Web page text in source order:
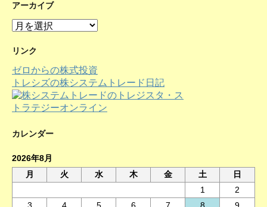
アーカイブ
ア
カ
ブ
リンク
ゼロからの株式投資
トレシズの株システムトレード日記
カレンダー
2026年8月
月
火 水 木 金 土
日
1
2